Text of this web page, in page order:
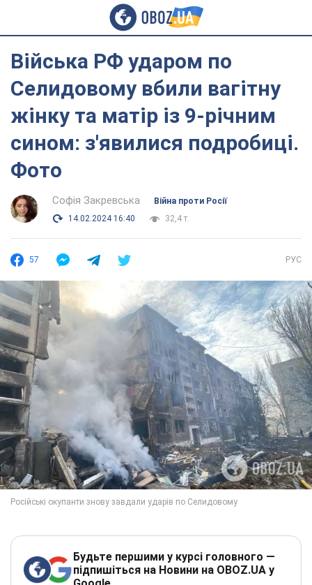
Війська РФ ударом по
Селидовому вбили вагітну
жінку та матір із 9-річним
сином: з'явилися подробиці.
Фото
Софія Закревська
Війна проти Росії
14.02.2024 16:40
32,4 т.
57 РУС
Будьте першими у курсі головного —
підпишіться на Новини на OBOZ.UA у